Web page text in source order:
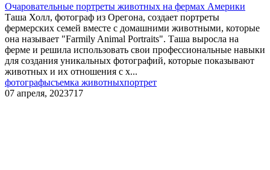
Очаровательные портреты животных на фермах Америки
Таша Холл, фотограф из Орегона, создает портреты
фермерских семей вместе с домашними животными, которые
она называет "Farmily Animal Portraits". Таша выросла на
ферме и решила использовать свои профессиональные навыки
для создания уникальных фотографий, которые показывают
животных и их отношения с х...
фотографысъемка животныхпортрет
07 апреля, 2023717